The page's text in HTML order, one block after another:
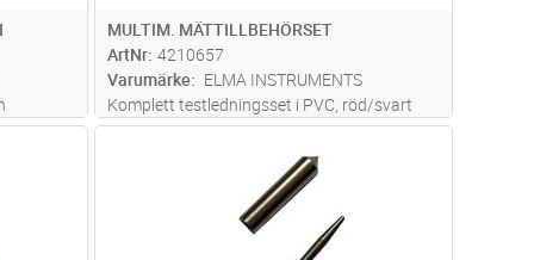
Den
MULTIM. MÄTTILLBEHÖRSET
ArtNr 4210657
Varumärke
ELMA INSTRUMENTS
Komplett testledningsset i PVC, röd/svart
med alla typer av tillbehör, totalt 10 delar
innehållande bl.a.två testledningar, två
testpinnar, två krokodilklämmor, två flexibla
krokodilklämmor och två f